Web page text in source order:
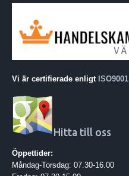
Vi är certifierade enligt ISO9001
Hitta till oss
Öppettider:
Måndag-Torsdag: 07.30-16.00